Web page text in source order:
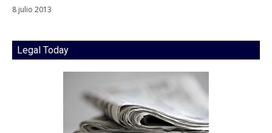
8 julio 2013
Legal Today